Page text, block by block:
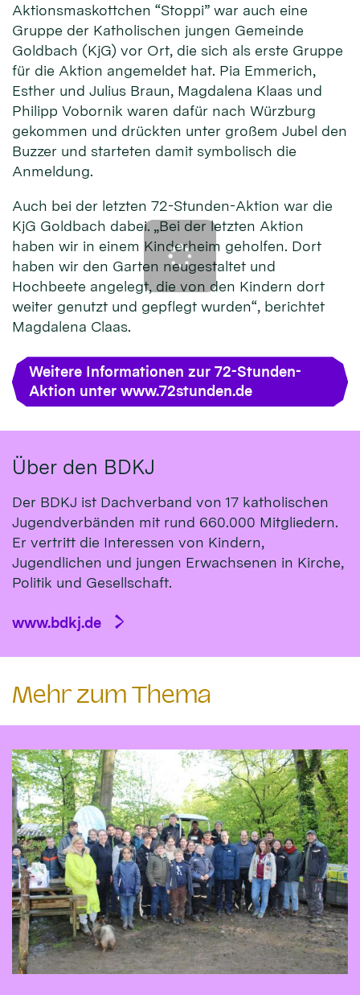
Aktionsmaskottchen “Stoppi” war auch eine
Gruppe der Katholischen jungen Gemeinde
Goldbach (KjG) vor Ort, die sich als erste Gruppe
für die Aktion angemeldet hat. Pia Emmerich,
Esther und Julius Braun, Magdalena Klaas und
Philipp Vobornik waren dafür nach Würzburg
gekommen und drückten unter großem Jubel den
Buzzer und starteten damit symbolisch die
Anmeldung.
Auch bei der letzten 72-Stunden-Aktion war die
KjG Goldbach dabei. „Bei der letzten Aktion
haben wir in einem Kinderheim geholfen. Dort
haben wir den Garten neugestaltet und
Hochbeete angelegt, die von den Kindern dort
weiter genutzt und gepflegt wurden“, berichtet
Magdalena Claas.
Weitere Informationen zur 72-Stunden-
Aktion unter www.72stunden.de
Über den BDKJ
Der BDKJ ist Dachverband von 17 katholischen
Jugendverbänden mit rund 660.000 Mitgliedern.
Er vertritt die Interessen von Kindern,
Jugendlichen und jungen Erwachsenen in Kirche,
Politik und Gesellschaft.
www.bdkj.de
Mehr zum Thema